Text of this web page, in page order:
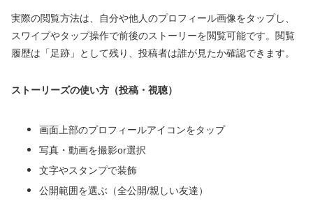
実際の閲覧方法は、自分や他人のプロフィール画像をタップし、
スワイプやタップ操作で前後のストーリーを閲覧可能です。閲覧
履歴は「足跡」として残り、投稿者は誰が見たか確認できます。
ストーリーズの使い方（投稿・視聴）
画面上部のプロフィールアイコンをタップ
写真・動画を撮影or選択
文字やスタンプで装飾
公開範囲を選ぶ（全公開/親しい友達）